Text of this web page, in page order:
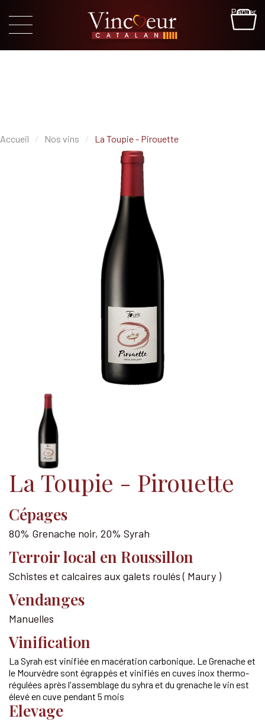
Panier
Accueil Nos vins La Toupie - Pirouette
La Toupie - Pirouette
Cépages
80% Grenache noir, 20% Syrah
Terroir local en Roussillon
Schistes et calcaires aux galets roulés ( Maury )
Vendanges
Manuelles
Vinification
La Syrah est vinifiée en macération carbonique. Le Grenache et
le Mourvèdre sont égrappés et vinifiés en cuves inox thermo-
régulées après l'assemblage du syhra et du grenache le vin est
élevé en cuve pendant 5 mois
Elevage